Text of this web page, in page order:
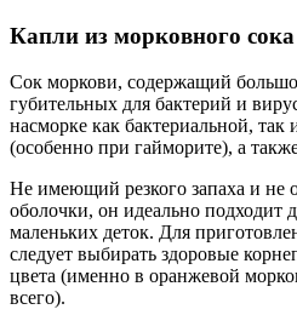
Капли из морковного сока
Сок моркови, содержащий
губительных для бактерий и
насморке как бактериальной, так
(особенно при гайморите), а
Не имеющий резкого запаха и
оболочки, он идеально подходит
маленьких деток. Для
следует выбирать здоровые
цвета (именно в оранжевой
всего).